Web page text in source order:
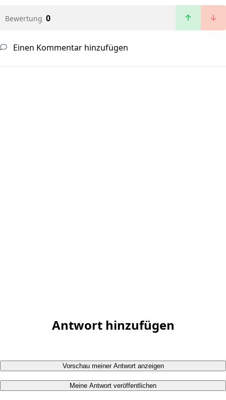
Bewertung 0
Einen Kommentar hinzufügen
Antwort hinzufügen
Vorschau meiner Antwort anzeigen
Meine Antwort veröffentlichen